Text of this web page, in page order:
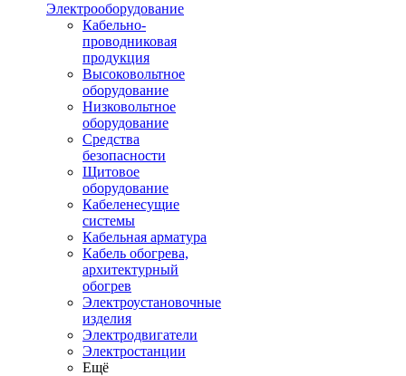
Электрооборудование
Кабельно-
проводниковая
продукция
Высоковольтное
оборудование
Низковольтное
оборудование
Средства
безопасности
Щитовое
оборудование
Кабеленесущие
системы
Кабельная арматура
Кабель обогрева,
архитектурный
обогрев
Электроустановочные
изделия
Электродвигатели
Электростанции
Ещё